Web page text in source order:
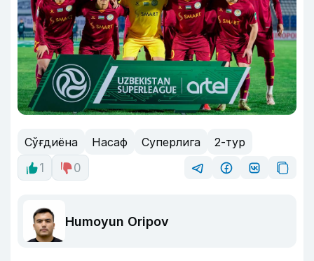
Сўғдиёна Насаф Суперлига
2-тур
1
0
Humoyun Oripov